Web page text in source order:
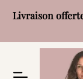
Livraison